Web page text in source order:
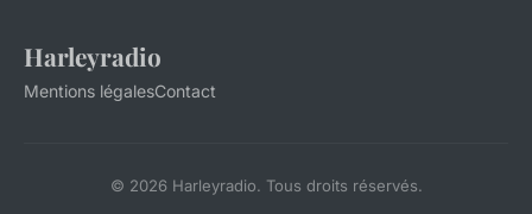
Harleyradio
Mentions légalesContact
© 2026 Harleyradio. Tous droits réservés.